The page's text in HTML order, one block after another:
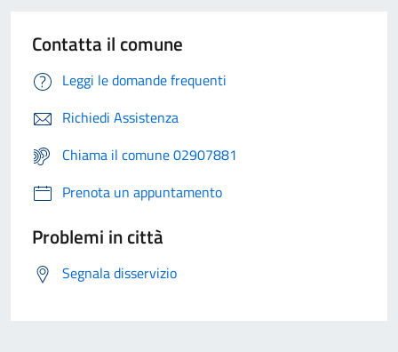
Contatta il comune
Leggi le domande frequenti
Richiedi Assistenza
Chiama il comune 02907881
Prenota un appuntamento
Problemi in città
Segnala disservizio